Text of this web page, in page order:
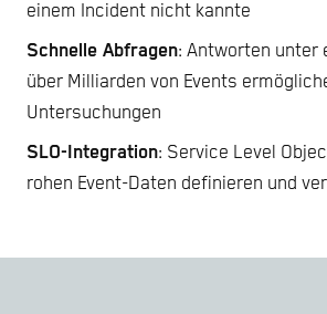
einem Incident nicht kannte
Schnelle Abfragen: Antworten unter
über Milliarden von Events
Untersuchungen
SLO-Integration: Service Level
rohen Event-Daten definieren und